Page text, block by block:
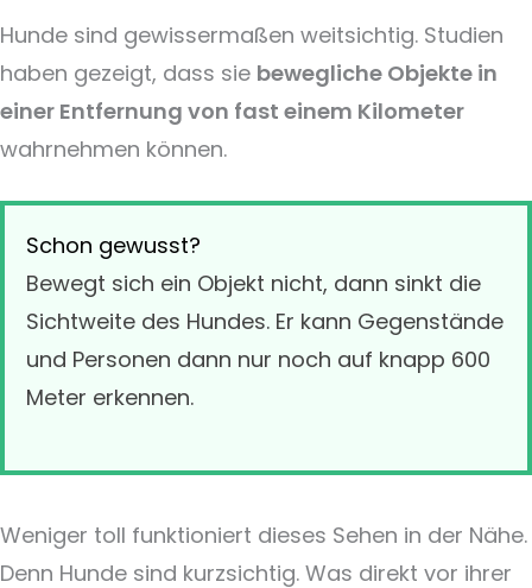
Hunde sind gewissermaßen weitsichtig. Studien
haben gezeigt, dass sie bewegliche Objekte in
einer Entfernung von fast einem Kilometer
wahrnehmen können.
Schon gewusst?
Bewegt sich ein Objekt nicht, dann sinkt die
Sichtweite des Hundes. Er kann Gegenstände
und Personen dann nur noch auf knapp 600
Meter erkennen.
Weniger toll funktioniert dieses Sehen in der Nähe.
Denn Hunde sind kurzsichtig. Was direkt vor ihrer